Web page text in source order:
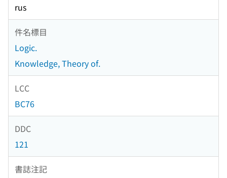
rus
件名標目
Logic.
Knowledge, Theory of.
LCC
BC76
DDC
121
書誌注記